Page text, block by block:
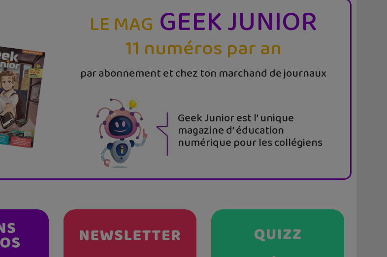
LE MAG GEEK JUNIOR
11 numéros par an
par abonnement et chez ton marchand de journaux
Geek Junior est l’ unique
magazine d’ éducation
numérique pour les collégiens